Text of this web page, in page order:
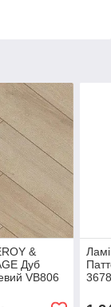
&
Дуб
VB806
8мм